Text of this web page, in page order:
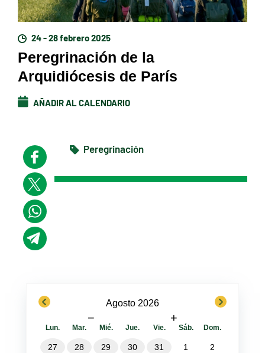
24 - 28 febrero 2025
Peregrinación de la
Arquidiócesis de París
AÑADIR AL CALENDARIO
Peregrinación
previous Agosto 2026
− +
next
Lun. Mar. Mié. Jue. Vie. Sáb. Dom.
27 28 29 30 31 1 2